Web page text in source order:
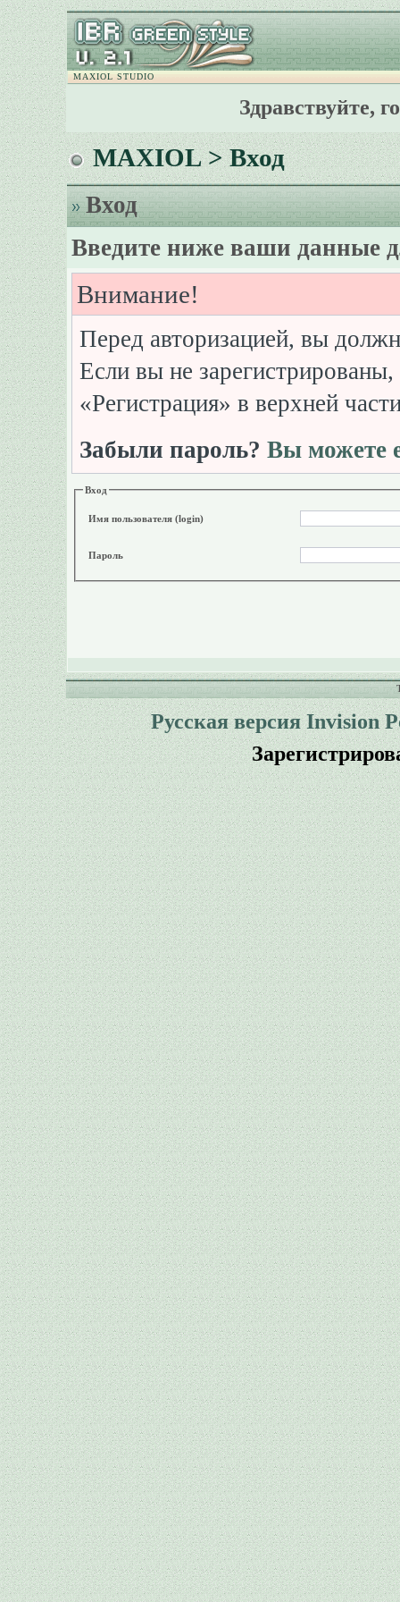
MAXIOL STUDIO
Здравствуйте,
MAXIOL> Вход
Вход
Введите ниже ваши данные
Внимание!
Перед авторизацией, вы
Если вы не
«Регистрация» в верхней
Забыли пароль? Вы можете
Вход
Имя пользователя (login)
Пароль
Русская версия Invision